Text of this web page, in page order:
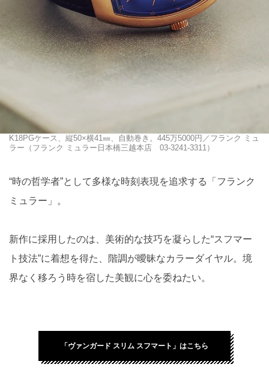
K18PGケース、縦50×横41㎜、自動巻き。445万5000円／フランク ミュ
ラー（フランク ミュラー日本橋三越本店 03-3241-3311）
“時の哲学者”として多様な時刻表現を追求する「フランク
ミュラー」。
新作に採用したのは、美術的な技巧を凝らした“スフマー
ト技法”に着想を得た、階調が曖昧なカラーダイヤル。境
界なく移ろう時を宿した美観に心を委ねたい。
「ヴァンガード スリム スフマート」はこちら